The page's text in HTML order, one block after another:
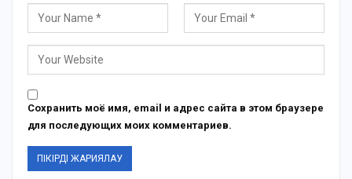
Сохранить моё имя, email и адрес сайта в этом браузере
для последующих моих комментариев.